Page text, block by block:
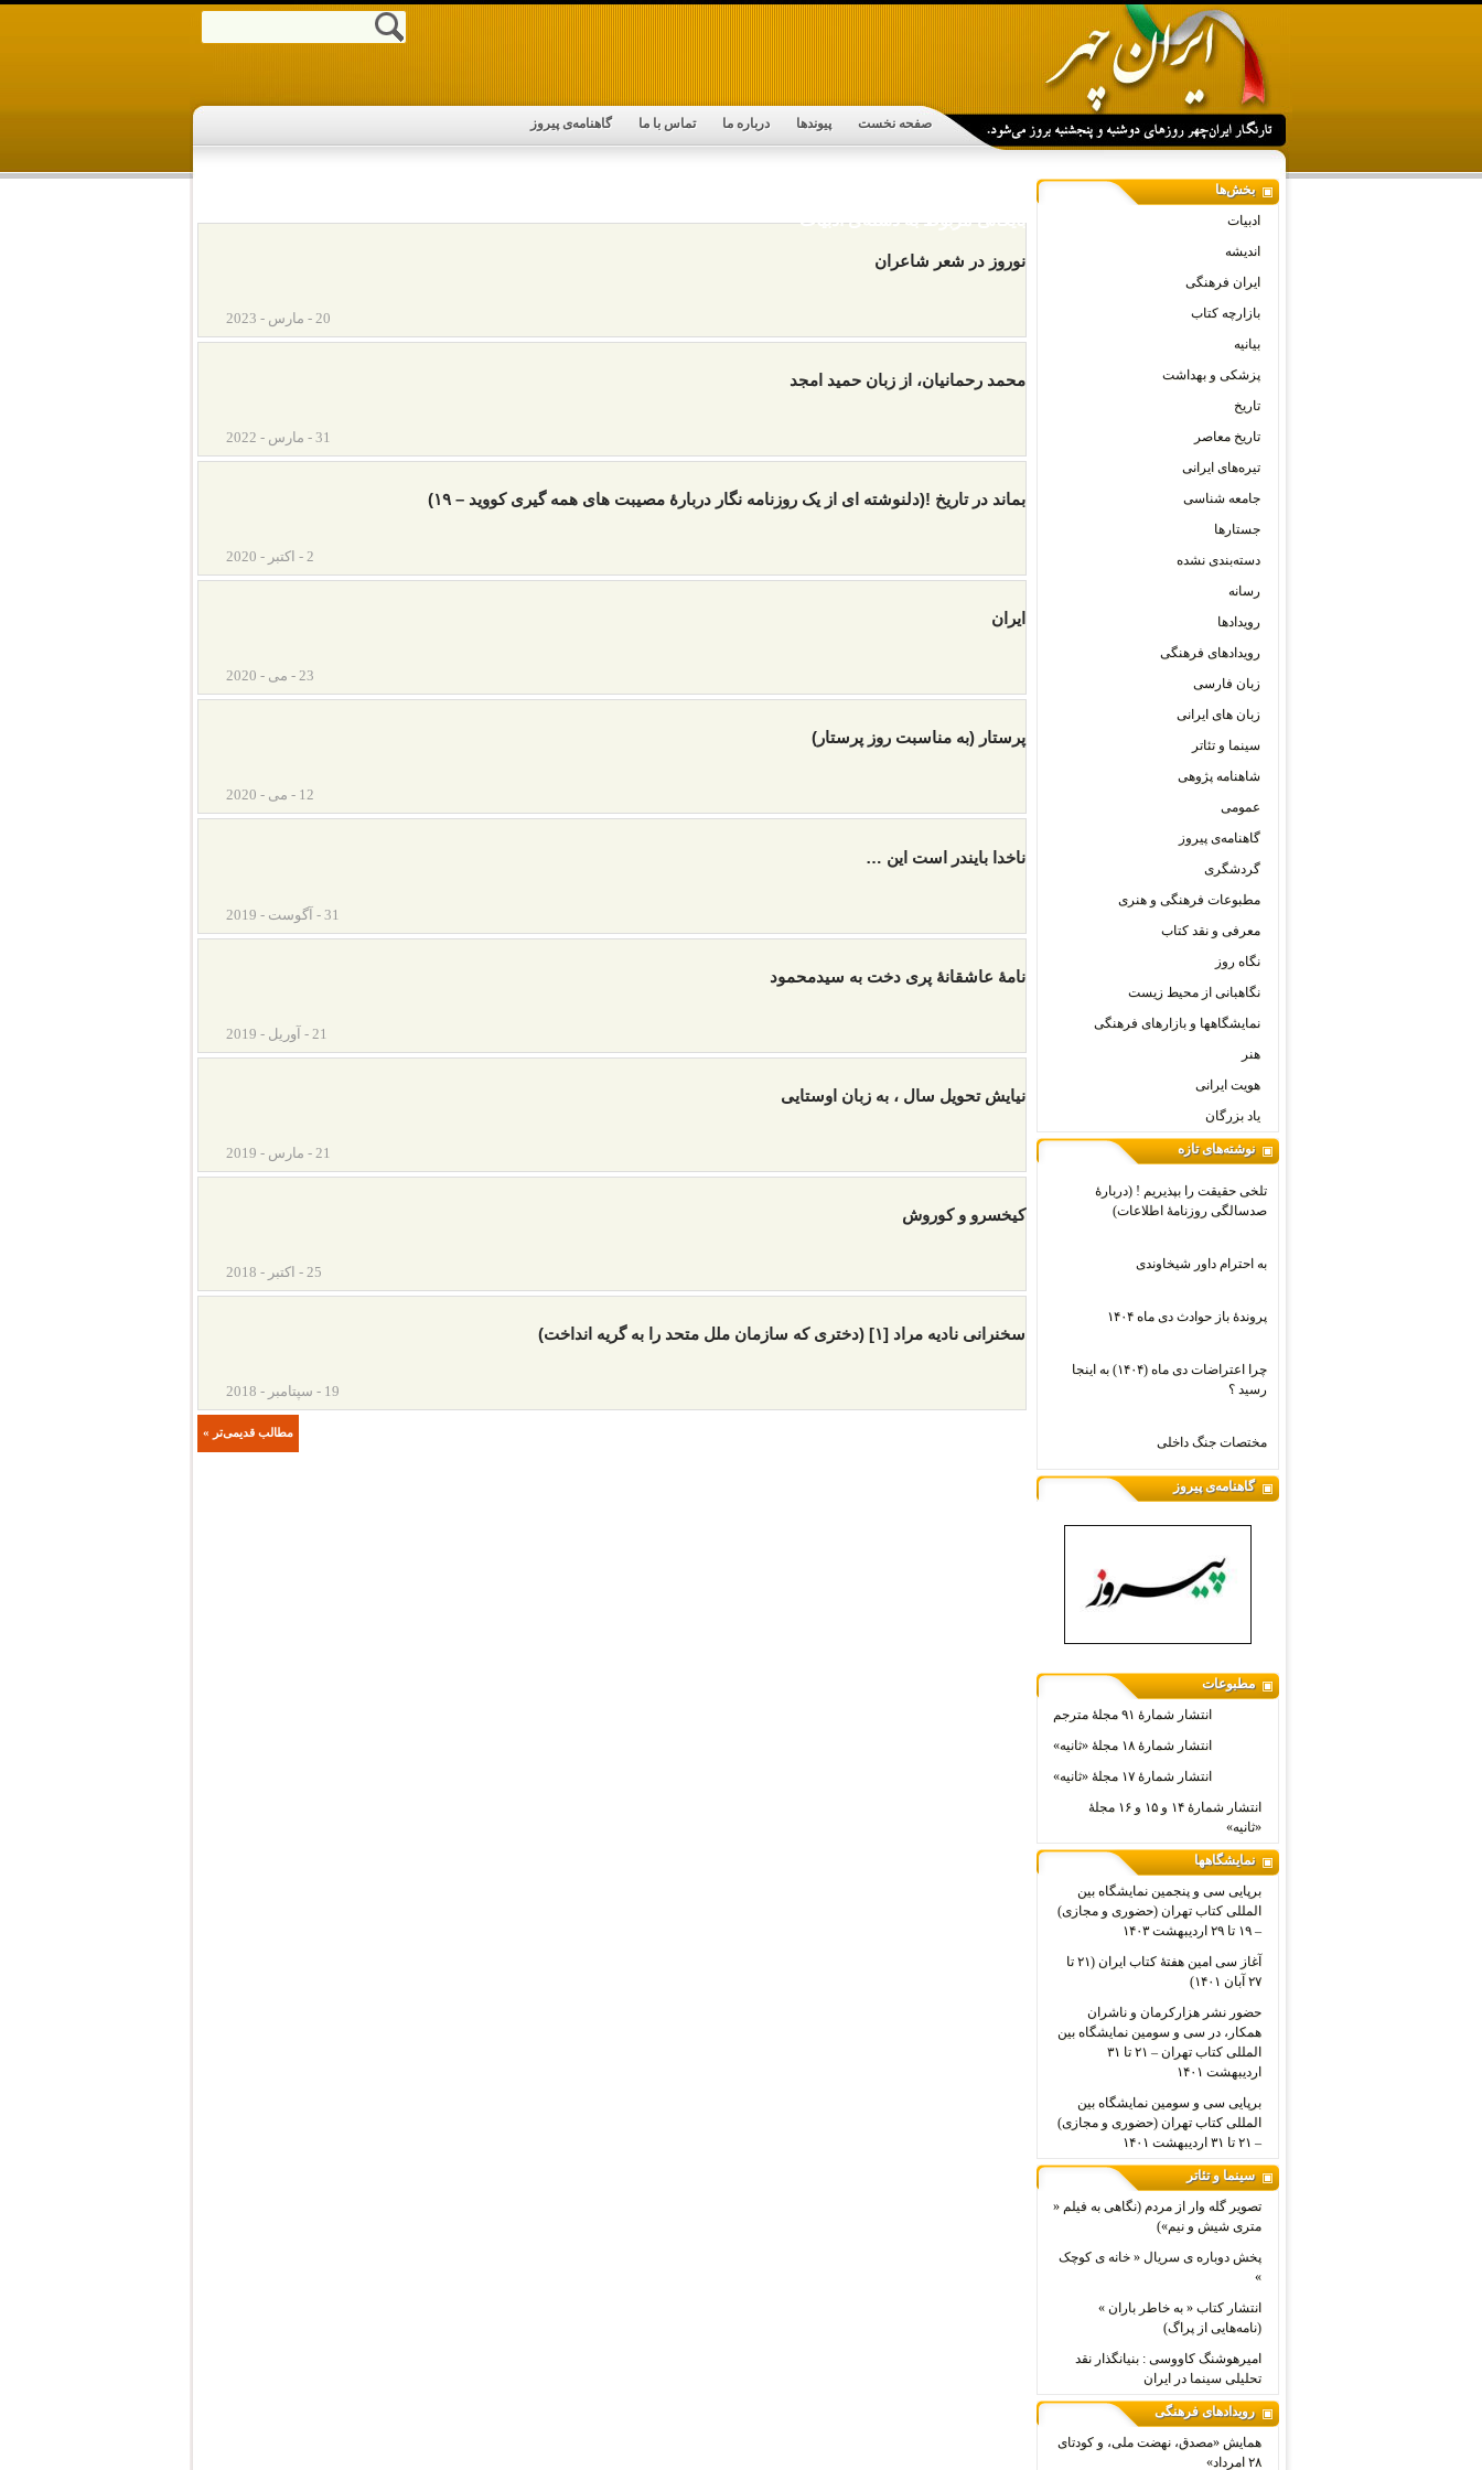
صفحه نخست پیوندها درباره ما تماس با ما گاهنامه‌ی پیروز
بایگانی مربوط به دسته‌ی ادبیات
نوروز در شعر شاعران
20 - مارس - 2023
محمد رحمانیان، از زبان حمید امجد
31 - مارس - 2022
بماند در تاریخ !(دلنوشته ای از یک روزنامه نگار دربارۀ مصیبت های همه گیری کووید – ۱۹)
2 - اکتبر - 2020
ایران
23 - می - 2020
پرستار (به مناسبت روز پرستار)
12 - می - 2020
ناخدا بایندر است این …
31 - آگوست - 2019
نامۀ عاشقانۀ پری دخت به سیدمحمود
21 - آوریل - 2019
نیایش تحویل سال ، به زبان اوستایی
21 - مارس - 2019
کیخسرو و کوروش
25 - اکتبر - 2018
سخنرانی نادیه مراد [۱] (دختری که سازمان ملل متحد را به گریه انداخت)
19 - سپتامبر - 2018
« مطالب قدیمی‌تر
بخش‌ها
ادبیات
اندیشه
ایران فرهنگی
بازارچه کتاب
بیانیه
پزشکی و بهداشت
تاریخ
تاریخ معاصر
تیره‌های ایرانی
جامعه شناسی
جستارها
دسته‌بندی نشده
رسانه
رویدادها
رویدادهای فرهنگی
زبان فارسی
زبان های ایرانی
سینما و تئاتر
شاهنامه پژوهی
عمومی
گاهنامه‌ی پیروز
گردشگری
مطبوعات فرهنگی و هنری
معرفی و نقد کتاب
نگاه روز
نگاهبانی از محیط زیست
نمایشگاهها و بازارهای فرهنگی
هنر
هویت ایرانی
یاد بزرگان
نوشته‌های تازه
تلخی حقیقت را بپذیریم ! (دربارۀ
صدسالگی روزنامۀ اطلاعات)
به احترام داور شیخاوندی
پروندۀ باز حوادث دی ماه ۱۴۰۴
چرا اعتراضات دی‌ ماه (۱۴۰۴) به اینجا
رسید ؟
مختصات جنگ داخلی
گاهنامه‌ی پیروز
مطبوعات
انتشار شمارۀ ۹۱ مجلۀ مترجم
انتشار شمارۀ ۱۸ مجلۀ «ثانیه»
انتشار شمارۀ ۱۷ مجلۀ «ثانیه»
انتشار شمارۀ ۱۴ و ۱۵ و ۱۶ مجلۀ
«ثانیه»
نمایشگاهها
برپایی سی و پنجمین نمایشگاه بین
المللی کتاب تهران (حضوری و مجازی)
– ۱۹ تا ۲۹ اردیبهشت ۱۴۰۳
آغاز سی امین هفتۀ کتاب ایران (۲۱ تا
۲۷ آبان ۱۴۰۱)
حضور نشر هزارکرمان و ناشران
همکار، در سی و سومین نمایشگاه بین
المللی کتاب تهران – ۲۱ تا ۳۱
اردیبهشت ۱۴۰۱
برپایی سی و سومین نمایشگاه بین
المللی کتاب تهران (حضوری و مجازی)
– ۲۱ تا ۳۱ اردیبهشت ۱۴۰۱
سینما و تئاتر
تصویر گله وار از مردم (نگاهی به فیلم «
متری شیش و نیم»)
پخش دوباره ی سریال « خانه ی کوچک
»
انتشار کتاب « به خاطر باران »
(نامه‌هایی از پراگ)
امیرهوشنگ کاووسی : بنیانگذار نقد
تحلیلی سینما در ایران
رویدادهای فرهنگی
همایش «مصدق، نهضت ملی، و کودتای
۲۸ امرداد»